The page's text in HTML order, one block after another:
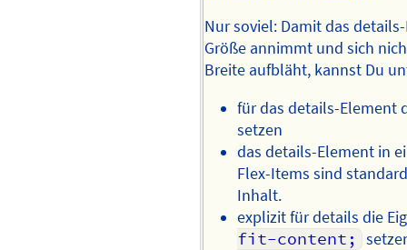
Nur soviel: Damit das
Größe annimmt und sich
Breite aufbläht, kannst Du
für das details-Element
setzen
das details-Element in
Flex-Items sind
Inhalt.
explizit für details die
fit-content;